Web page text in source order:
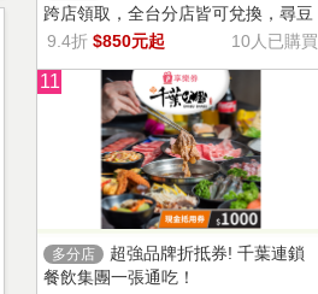
跨店領取，全台分店皆可兌換，尋豆
師精選豆種，邀你一起鑑賞精品美味
9.4折 $850元起 10人已購買
11
多分店
超強品牌折抵券! 千葉連鎖
餐飲集團一張通吃！